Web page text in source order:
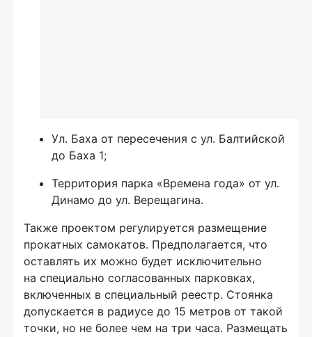
Ул. Баха от пересечения с ул. Балтийской
до Баха 1;
Территория парка «Времена года» от ул.
Динамо до ул. Верещагина.
Также проектом регулируется размещение
прокатных самокатов. Предполагается, что
оставлять их можно будет исключительно
на специально согласованных парковках,
включенных в специальный реестр. Стоянка
допускается в радиусе до 15 метров от такой
точки, но не более чем на три часа. Размещать